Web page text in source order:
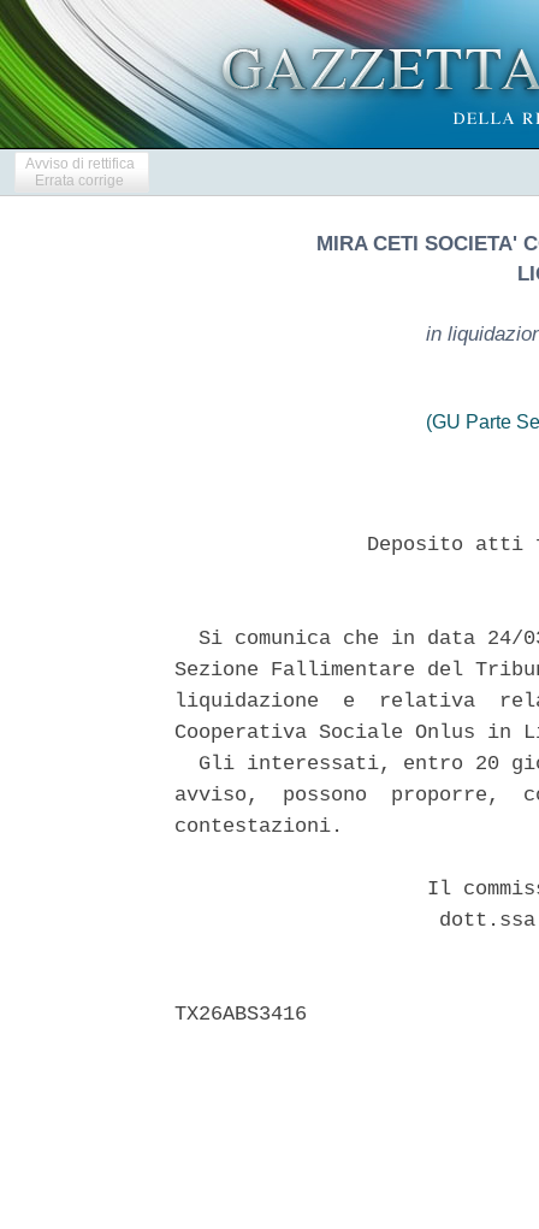
Avviso di rettifica
Errata corrige
MIRA CETI SOCIETA'
in
(GU Parte
Deposito
Si comunica che in data 24/
Sezione Fallimentare del
liquidazione  e  relativa
Cooperativa Sociale Onlus
Gli interessati, entro 20
avviso,  possono
contestazioni.
Il